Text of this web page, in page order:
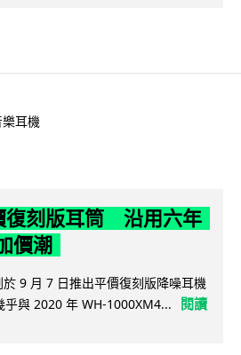
耳機
復刻版耳筒 沿用六年
價潮
9 月 7 日推出平價復刻版降噪耳機
乎與 2020 年 WH-1000XM4...
閱讀